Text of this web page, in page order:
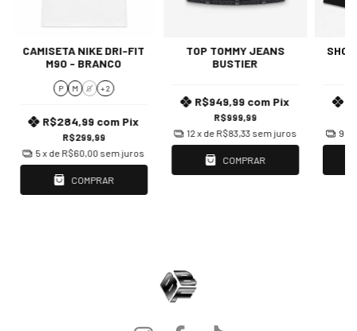
CAMISETA NIKE DRI-FIT
M90 - BRANCO
P M G + 2
R$299,99
R$284,99 com Pix
5x de R$60,00 sem juros
COMPRAR
TOP TOMMY JEANS
BUSTIER
R$999,99
R$949,99 com Pix
12x de R$83,33 sem juros
COMPRAR
9